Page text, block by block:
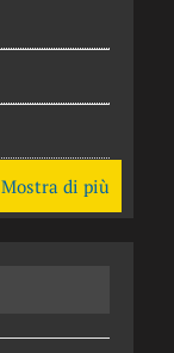
Mostra di più